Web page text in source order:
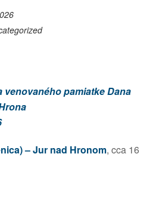
venovaného pamiatke Dana
– Jur nad Hronom, cca 16